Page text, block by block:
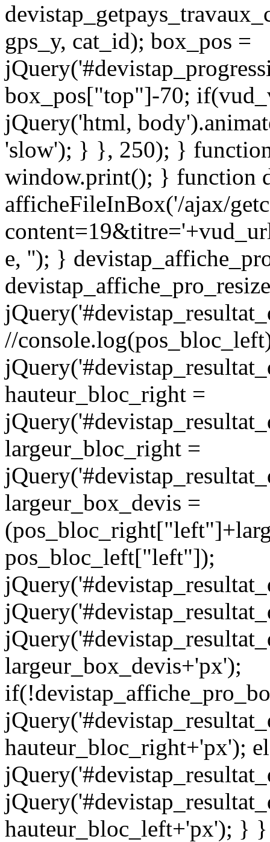
gps_y, cat_id); box_pos =
box_pos["top"]-70;
jQuery('html,
'slow'); } }, 250); }
window.print(); } function
afficheFileInBox('/ajax/
e, ''); }
//
hauteur_bloc_right =
largeur_bloc_right =
largeur_box_devis =
pos_bloc_left["left"]);
largeur_box_devis+'px');
hauteur_bloc_right+'px');
hauteur_bloc_left+'px'); }